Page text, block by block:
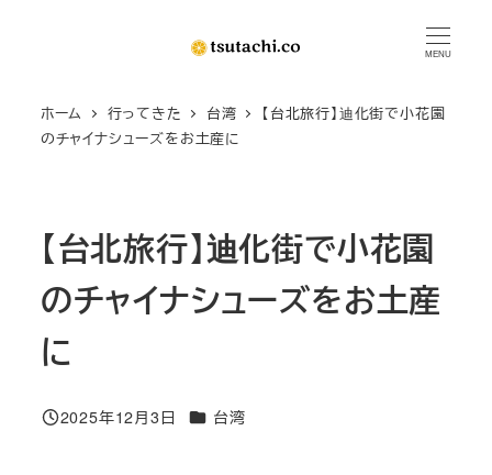
MENU
ホーム 行ってきた 台湾
【台北旅行】迪化街で小花園
のチャイナシューズをお土産に
【台北旅行】迪化街で小花園
のチャイナシューズをお土産
に
投稿日
2025年12月3日 カテゴリー
台湾